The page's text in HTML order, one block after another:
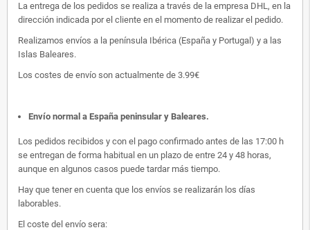
La entrega de los pedidos se realiza a través de la empresa DHL, en la
dirección indicada por el cliente en el momento de realizar el pedido.
Realizamos envíos a la península Ibérica (España y Portugal) y a las
Islas Baleares.
Los costes de envío son actualmente de 3.99€
Envío normal a España peninsular y Baleares.
Los pedidos recibidos y con el pago confirmado antes de las 17:00 h
se entregan de forma habitual en un plazo de entre 24 y 48 horas,
aunque en algunos casos puede tardar más tiempo.
Hay que tener en cuenta que los envíos se realizarán los días
laborables.
El coste del envío sera: